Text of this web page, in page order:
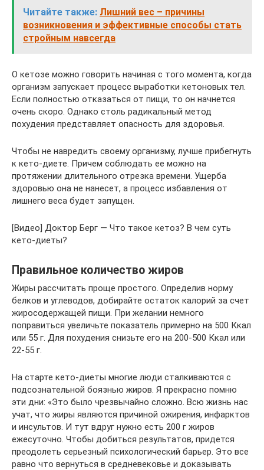
Читайте также: Лишний вес – причины
возникновения и эффективные способы стать
стройным навсегда
О кетозе можно говорить начиная с того момента, когда
организм запускает процесс выработки кетоновых тел.
Если полностью отказаться от пищи, то он начнется
очень скоро. Однако столь радикальный метод
похудения представляет опасность для здоровья.
Чтобы не навредить своему организму, лучше прибегнуть
к кето-диете. Причем соблюдать ее можно на
протяжении длительного отрезка времени. Ущерба
здоровью она не нанесет, а процесс избавления от
лишнего веса будет запущен.
[Видео] Доктор Берг — Что такое кетоз? В чем суть
кето-диеты?
Правильное количество жиров
Жиры рассчитать проще простого. Определив норму
белков и углеводов, добирайте остаток калорий за счет
жиросодержащей пищи. При желании немного
поправиться увеличьте показатель примерно на 500 Ккал
или 55 г. Для похудения снизьте его на 200-500 Ккал или
22-55 г.
На старте кето-диеты многие люди сталкиваются с
подсознательной боязнью жиров. Я прекрасно помню
эти дни: «Это было чрезвычайно сложно. Всю жизнь нас
учат, что жиры являются причиной ожирения, инфарктов
и инсультов. И тут вдруг нужно есть 200 г жиров
ежесуточно. Чтобы добиться результатов, придется
преодолеть серьезный психологический барьер. Это все
равно что вернуться в средневековье и доказывать